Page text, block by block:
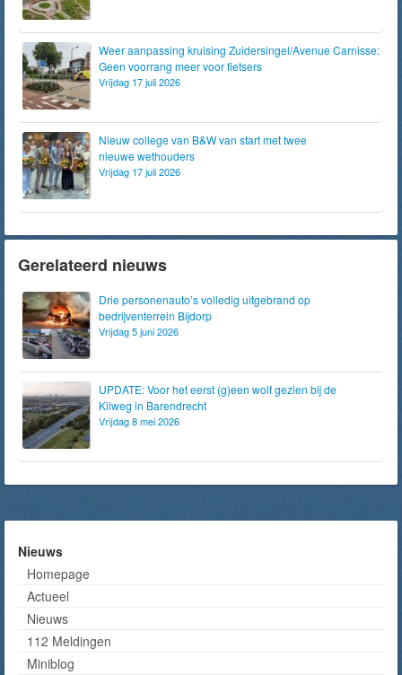
Weer aanpassing kruising Zuidersingel/Avenue Carnisse:
Geen voorrang meer voor fietsers
Vrijdag 17 juli 2026
Nieuw college van B&W van start met twee
nieuwe wethouders
Vrijdag 17 juli 2026
Gerelateerd nieuws
Drie personenauto’s volledig uitgebrand op
bedrijventerrein Bijdorp
Vrijdag 5 juni 2026
UPDATE: Voor het eerst (g)een wolf gezien bij de
Kilweg in Barendrecht
Vrijdag 8 mei 2026
Nieuws
Homepage
Actueel
Nieuws
112 Meldingen
Miniblog